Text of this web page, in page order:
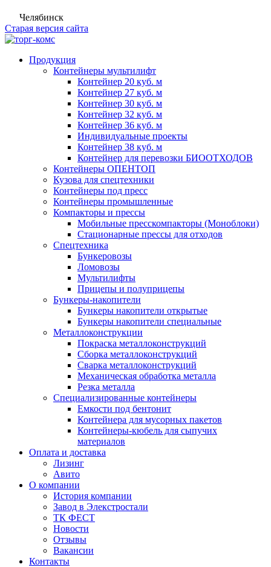
Челябинск
Старая версия сайта
Продукция
Контейнеры мультилифт
Контейнер 20 куб. м
Контейнер 27 куб. м
Контейнер 30 куб. м
Контейнер 32 куб. м
Контейнер 36 куб. м
Индивидуальные проекты
Контейнер 38 куб. м
Контейнер для перевозки БИООТХОДОВ
Контейнеры ОПЕНТОП
Кузова для спецтехники
Контейнеры под пресс
Контейнеры промышленные
Компакторы и прессы
Мобильные пресскомпакторы (Моноблоки)
Стационарные прессы для отходов
Спецтехника
Бункеровозы
Ломовозы
Мультилифты
Прицепы и полуприцепы
Бункеры-накопители
Бункеры накопители открытые
Бункеры накопители специальные
Металлоконструкции
Покраска металлоконструкций
Сборка металлоконструкций
Сварка металлоконструкций
Механическая обработка металла
Резка металла
Специализированные контейнеры
Емкости под бентонит
Контейнера для мусорных пакетов
Контейнеры-кюбель для сыпучих
материалов
Оплата и доставка
Лизинг
Авито
О компании
История компании
Завод в Элекстростали
ТК ФЕСТ
Новости
Отзывы
Вакансии
Контакты